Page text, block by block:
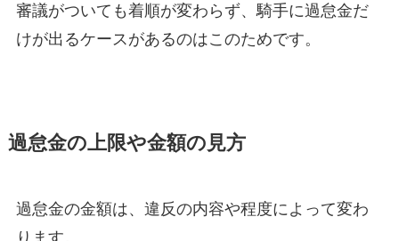
審議がついても着順が変わらず、騎手に過怠金だ
けが出るケースがあるのはこのためです。
過怠金の上限や金額の見方
過怠金の金額は、違反の内容や程度によって変わ
ります。